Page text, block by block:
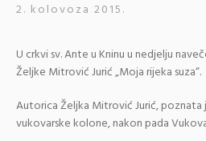
2. kolovoza 2015.
U crkvi sv. Ante u Kninu u nedjelju
Željke Mitrović Jurić „Moja rijeka suza“.
Autorica Željka Mitrović Jurić,
vukovarske kolone, nakon pada